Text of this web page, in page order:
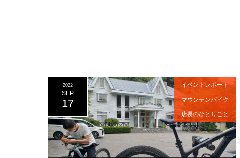
2022
SEP
17
イベントレポート
マウンテンバイク
店長のひとりごと